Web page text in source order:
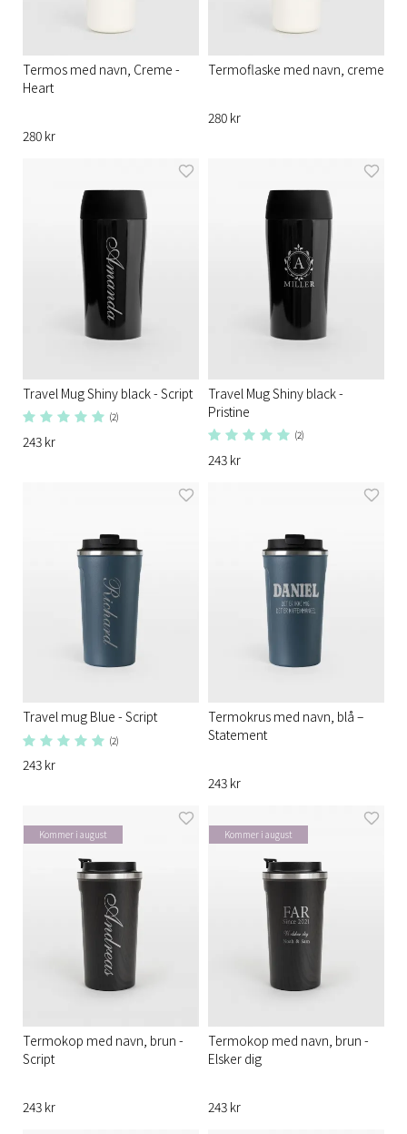
Termos med navn, Creme -
Heart
280 kr
Termoflaske med navn, creme
280 kr
Travel Mug Shiny black - Script
(2)
243 kr
Travel Mug Shiny black -
Pristine
(2)
243 kr
Travel mug Blue - Script
(2)
243 kr
Termokrus med navn, blå –
Statement
243 kr
Kommer i august
Termokop med navn, brun -
Script
243 kr
Kommer i august
Termokop med navn, brun -
Elsker dig
243 kr